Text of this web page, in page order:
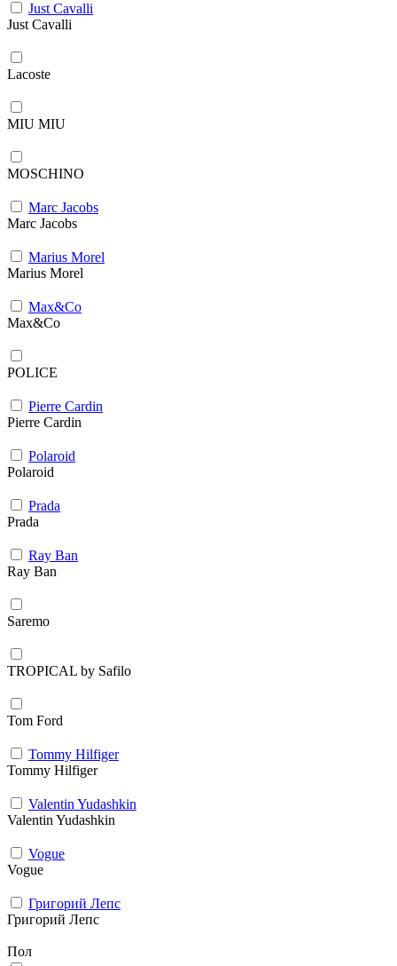
Just Cavalli
Just Cavalli
Lacoste
MIU MIU
MOSCHINO
Marc Jacobs
Marc Jacobs
Marius Morel
Marius Morel
Max&Co
Max&Co
POLICE
Pierre Cardin
Pierre Cardin
Polaroid
Polaroid
Prada
Prada
Ray Ban
Ray Ban
Saremo
TROPICAL by Safilo
Tom Ford
Tommy Hilfiger
Tommy Hilfiger
Valentin Yudashkin
Valentin Yudashkin
Vogue
Vogue
Григорий Лепс
Григорий Лепс
Пол